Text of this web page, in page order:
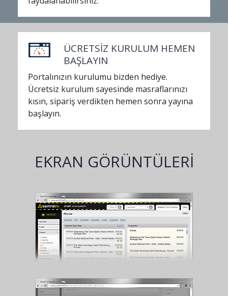
ÜCRETSİZ KURULUM HEMEN
BAŞLAYIN
Portalınızın kurulumu bizden hediye.
Ücretsiz kurulum sayesinde masraflarınızı
kısın, sipariş verdikten hemen sonra yayına
başlayın.
EKRAN GÖRÜNTÜLERİ